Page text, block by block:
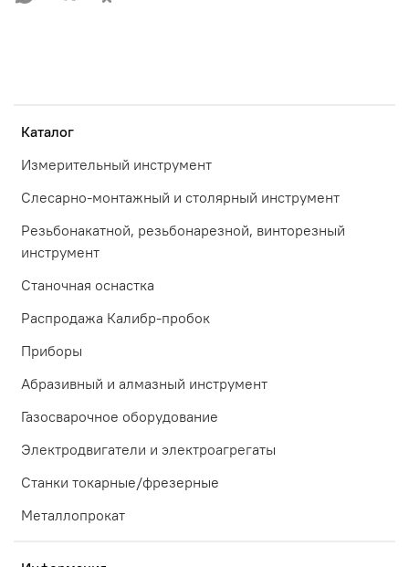
Каталог
Измерительный инструмент
Слесарно-монтажный и столярный инструмент
Резьбонакатной, резьбонарезной, винторезный
инструмент
Станочная оснастка
Распродажа Калибр-пробок
Приборы
Абразивный и алмазный инструмент
Газосварочное оборудование
Электродвигатели и электроагрегаты
Станки токарные/фрезерные
Металлопрокат